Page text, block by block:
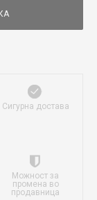
Сигурна достава
Можност за
промена во
продавница